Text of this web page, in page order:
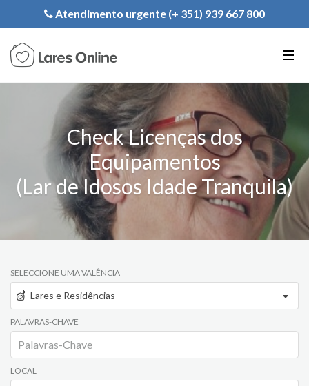
Registe a sua Instituição
Atendimento urgente (+ 351) 939 667 800
Check Licenças dos
Equipamentos
(Lar de Idosos Idade Tranquila)
SELECCIONE UMA VALÊNCIA
Lares e Residências
PALAVRAS-CHAVE
LOCAL